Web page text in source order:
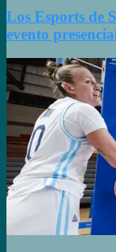
Los Esports de
evento